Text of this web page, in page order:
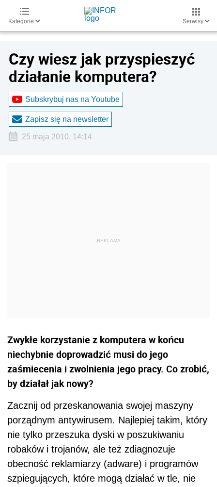
Kategorie Serwisy
Czy wiesz jak przyspieszyć
działanie komputera?
Subskrybuj nas na Youtube
Zapisz się na newsletter
25 maja 2010, 14:14
Zwykłe korzystanie z komputera w końcu
niechybnie doprowadzić musi do jego
zaśmiecenia i zwolnienia jego pracy. Co zrobić,
by działał jak nowy?
Zacznij od przeskanowania swojej maszyny
porządnym antywirusem. Najlepiej takim, który
nie tylko przeszuka dyski w poszukiwaniu
robaków i trojanów, ale też zdiagnozuje
obecność reklamiarzy (adware) i programów
szpiegujących, które mogą działać w tle, nie